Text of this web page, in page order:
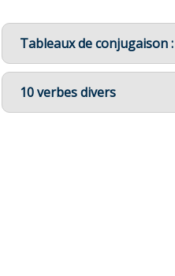
Tableaux de conjugaison
10 verbes divers